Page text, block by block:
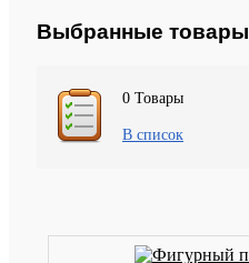
Выбранные товары
0 Товары
В список